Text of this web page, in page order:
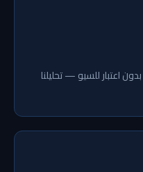
اعتبار للسيو — تحليلنا